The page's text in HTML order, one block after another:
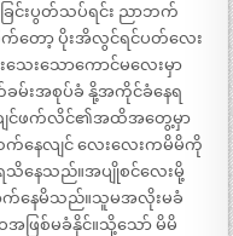
င်းပွတ်သပ်ရင်း ညာဘက်
တော့ ပိုးအိလွင်ရင်ပတ်လေး
ေးသောကောင်မလေးမှာ
မ်းအစုပ်ခံ နို့အကိုင်ခံနေရ
ျင်ဖက်လိင်၏အထိအတွေ့မှာ
က်နေလျင် လေးလေးကမိမိကို
ေသည်။အပျိုစင်လေးမို့
က်နေမိသည်။သူမအလိုးမခံ
ဖြစ်မခံနိုင်။သို့သော် မိမိ